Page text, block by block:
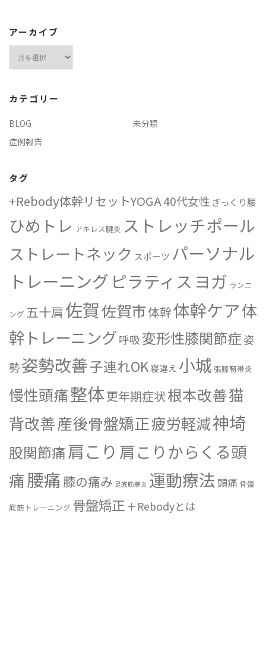
アーカイブ
ブ
カテゴリー
BLOG
未分類
症例報告
タグ
+Rebody体幹リセットYOGA40代女性 ぎっくり腰
ひめトレ アキレス腱炎 ストレッチポール
ストレートネック スポーツ パーソナル
トレーニング ピラティス ヨガ ランニ
ング 五十肩佐賀佐賀市体幹体幹ケア体
幹トレーニング 呼吸 変形性膝関節症姿
勢姿勢改善子連れOK寝違え 小城 張脛靱帯炎
慢性頭痛整体更年期症状根本改善猫
背改善産後骨盤矯正疲労軽減神埼
股関節痛肩こり 肩こりからくる頭
痛腰痛 膝の痛み 足底筋膜炎 運動療法 頭痛 骨盤
底筋トレーニング 骨盤矯正 ＋Rebodyとは